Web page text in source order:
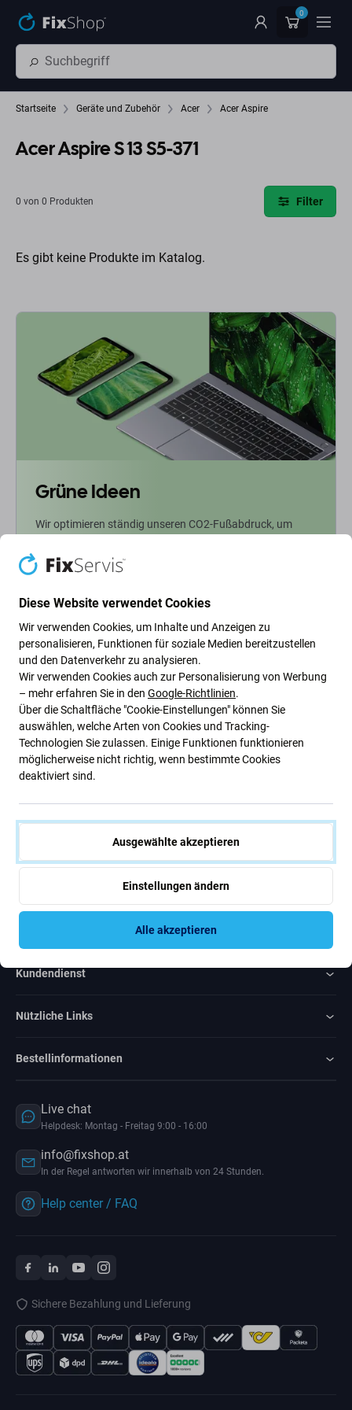
0
Startseite Geräte und Zubehör Acer Acer Aspire
Acer Aspire S 13 S5-371
0 von 0 Produkten Filter
Es gibt keine Produkte im Katalog.
Grüne Ideen
Wir optimieren ständig unseren CO2-Fußabdruck, um
wie wir unsere Prozesse anpassen, um unseren
Fußabdruck zu verringern.
Weiterlesen
Newsletter-Fix
Abonnieren Sie den regelmäßigen Newsletter über Rabatte und
Neuigkeiten.
Abonnieren
Rated Excellent
Over
Kundendienst
Nützliche Links
Bestellinformationen
Live chat
Helpdesk: Montag - Freitag 9:00 - 16:00
info@fixshop.at
In der Regel antworten wir innerhalb von 24 Stunden.
Help center / FAQ
Sichere Bezahlung und Lieferung
Diese Website verwendet Cookies
Wir verwenden Cookies, um Inhalte und Anzeigen zu
personalisieren, Funktionen für soziale Medien bereitzustellen
und den Datenverkehr zu analysieren.
Wir verwenden Cookies auch zur Personalisierung von Werbung
– mehr erfahren Sie in den Google-Richtlinien.
Über die Schaltfläche "Cookie-Einstellungen" können Sie
auswählen, welche Arten von Cookies und Tracking-
Technologien Sie zulassen. Einige Funktionen funktionieren
möglicherweise nicht richtig, wenn bestimmte Cookies
deaktiviert sind.
Ausgewählte akzeptieren
Einstellungen ändern
Alle akzeptieren